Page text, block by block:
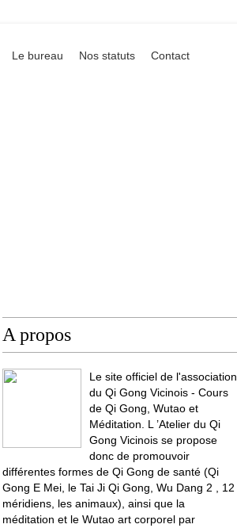
Le bureau Nos statuts Contact
A propos
Le site officiel de l'association
du Qi Gong Vicinois - Cours
de Qi Gong, Wutao et
Méditation. L ’Atelier du Qi
Gong Vicinois se propose
donc de promouvoir
différentes formes de Qi Gong de santé (Qi
Gong E Mei, le Tai Ji Qi Gong, Wu Dang 2 , 12
méridiens, les animaux), ainsi que la
méditation et le Wutao art corporel par